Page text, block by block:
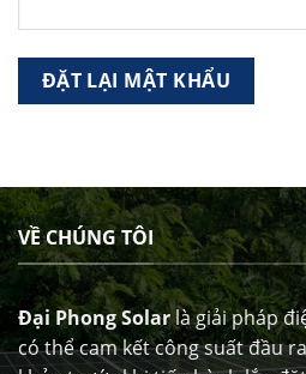
ĐẶT LẠI MẬT KHẨU
VỀ CHÚNG TÔI
Đại Phong Solarlà giải pháp
có thể cam kết công suất đầu